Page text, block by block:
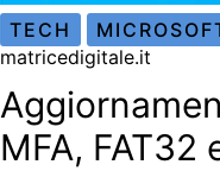
TECH
matricedigitale.it
MFA, FAT32